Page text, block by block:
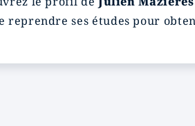
reprendre ses études pour